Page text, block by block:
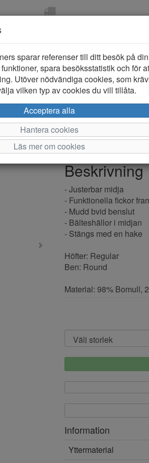
Name it
Varumärke: Name it
Artikelnummer: 2420036
Beskrivning
- Justerbar midja
- Funktionella fickor
- Mudd bvid benslut
- Bälteshällor i midjan
- Stängs med en hake
Höfter: Regular
Ben: Round
Material: 98% Bomull,
Information
Yttermaterial
sparar referenser till ditt besök på
spara besöksstatistik och för
Utöver nödvändiga cookies, som
vilken typ av cookies du vill tillåta.
Acceptera alla
Hantera cookies
Läs mer om cookies